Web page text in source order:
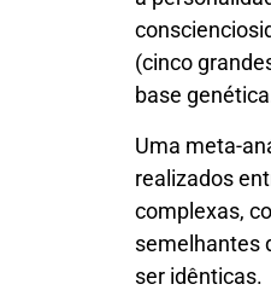
(cinco
base
Uma meta-
realizados
complexas,
semelhantes
ser idênticas.